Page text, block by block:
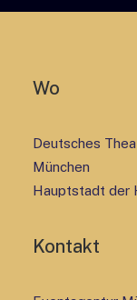
Wo
Deutsches
München
Hauptstadt der
Kontakt